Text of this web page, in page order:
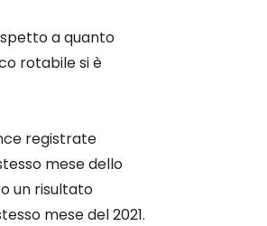
a quanto
rotabile si è
registrate
mese dello
un risultato
mese del 2021.